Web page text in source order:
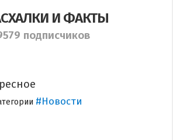
И ФАКТЫ
подписчиков
#Новости